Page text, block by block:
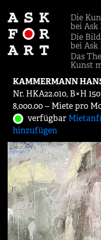
Die
bei Ask
Die
bei Ask
Das
Kunst
KAMMERMANN
Nr. HKA22.010, B×H
8,000.00 ‒ Miete pro
verfügbar
hinzufügen